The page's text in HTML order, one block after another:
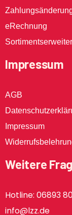
eRechnung
Impressum
AGB
Impressum
Weitere
Hotline: 06893
info@lzz.de